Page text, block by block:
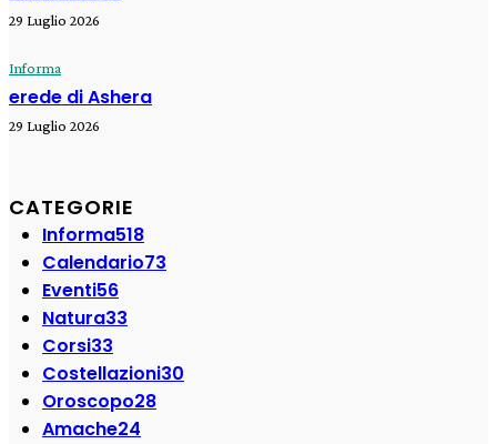
29 Luglio 2026
Informa
erede di Ashera
29 Luglio 2026
CATEGORIE
Informa518
Calendario73
Eventi56
Natura33
Corsi33
Costellazioni30
Oroscopo28
Amache24